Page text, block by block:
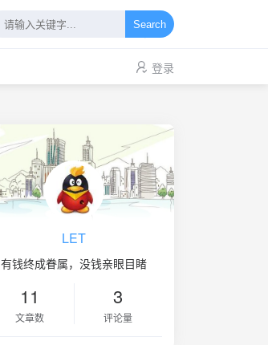
Search
登录
LET
有钱终成眷属，没钱亲眼目睹
11
文章数
3
评论量